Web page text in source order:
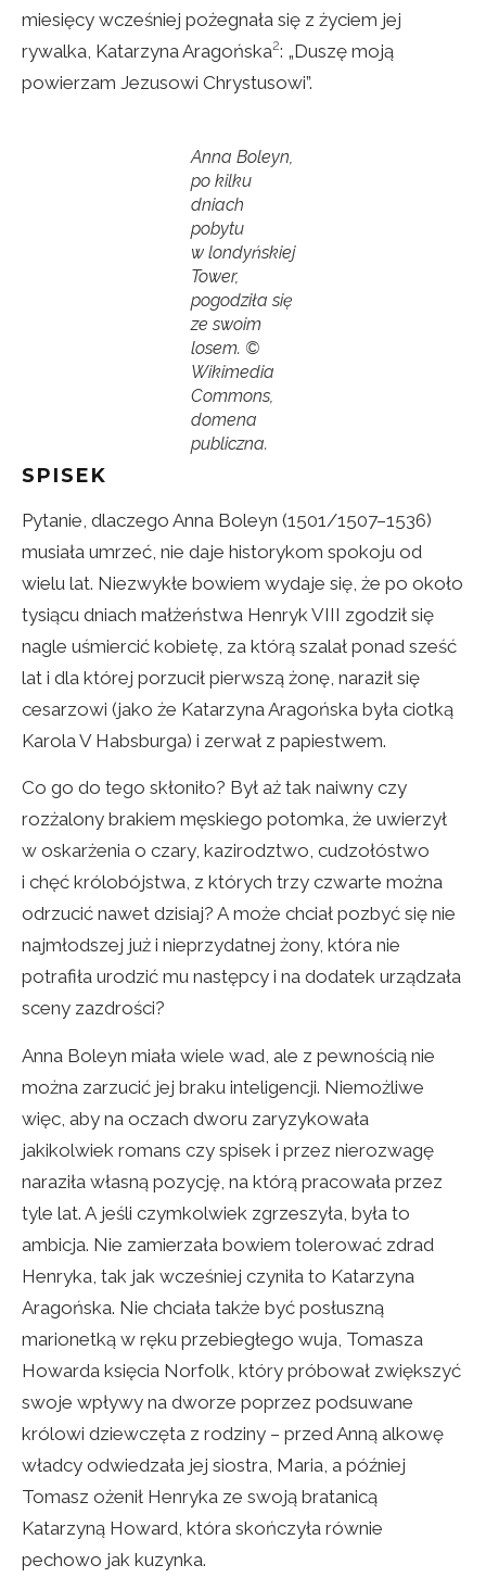
miesięcy wcześniej pożegnała się z życiem jej
rywalka, Katarzyna Aragońska2: „Duszę moją
powierzam Jezusowi Chrystusowi”.
Anna Boleyn,
po kilku
dniach
pobytu
w londyńskiej
Tower,
pogodziła się
ze swoim
losem. ©
Wikimedia
Commons,
domena
publiczna.
SPISEK
Pytanie, dlaczego Anna Boleyn (1501/1507–1536)
musiała umrzeć, nie daje historykom spokoju od
wielu lat. Niezwykłe bowiem wydaje się, że po około
tysiącu dniach małżeństwa Henryk VIII zgodził się
nagle uśmiercić kobietę, za którą szalał ponad sześć
lat i dla której porzucił pierwszą żonę, naraził się
cesarzowi (jako że Katarzyna Aragońska była ciotką
Karola V Habsburga) i zerwał z papiestwem.
Co go do tego skłoniło? Był aż tak naiwny czy
rozżalony brakiem męskiego potomka, że uwierzył
w oskarżenia o czary, kazirodztwo, cudzołóstwo
i chęć królobójstwa, z których trzy czwarte można
odrzucić nawet dzisiaj? A może chciał pozbyć się nie
najmłodszej już i nieprzydatnej żony, która nie
potrafiła urodzić mu następcy i na dodatek urządzała
sceny zazdrości?
Anna Boleyn miała wiele wad, ale z pewnością nie
można zarzucić jej braku inteligencji. Niemożliwe
więc, aby na oczach dworu zaryzykowała
jakikolwiek romans czy spisek i przez nierozwagę
naraziła własną pozycję, na którą pracowała przez
tyle lat. A jeśli czymkolwiek zgrzeszyła, była to
ambicja. Nie zamierzała bowiem tolerować zdrad
Henryka, tak jak wcześniej czyniła to Katarzyna
Aragońska. Nie chciała także być posłuszną
marionetką w ręku przebiegłego wuja, Tomasza
Howarda księcia Norfolk, który próbował zwiększyć
swoje wpływy na dworze poprzez podsuwane
królowi dziewczęta z rodziny – przed Anną alkowę
władcy odwiedzała jej siostra, Maria, a później
Tomasz ożenił Henryka ze swoją bratanicą
Katarzyną Howard, która skończyła równie
pechowo jak kuzynka.